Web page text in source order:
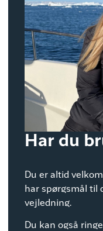
Har du
Du er altid
har spørgsmål til
vejledning.
Du kan også